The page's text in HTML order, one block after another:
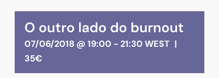
O outro lado do burnout
07/06/2018 @ 19:00 - 21:30 WEST |
35€